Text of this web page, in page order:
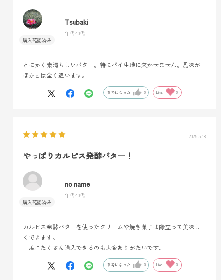
Tsubaki
年代:40代
とにかく素晴らしいバター。特にパイ生地に欠かせません。風味が
ほかとは全く違います。
参考になった 0 Like! 0
2025.5.18
やっぱりカルピス発酵バター！
no name
年代:40代
カルピス発酵バターを使ったクリームや焼き菓子は際立って美味し
くできます。
一度にたくさん購入できるのも大変ありがたいです。
参考になった 0 Like! 0